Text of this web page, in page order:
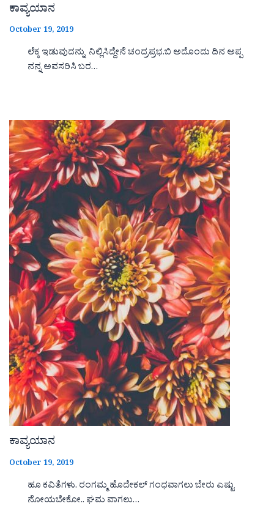
ಕಾವ್ಯಯಾನ
October 19, 2019
ಲೆಕ್ಕ ಇಡುವುದನ್ನು ನಿಲ್ಲಿಸಿದ್ದೇನೆ ಚಂದ್ರಪ್ರಭ.ಬಿ ಅದೊಂದು ದಿನ ಅಪ್ಪ
ನನ್ನ ಅವಸರಿಸಿ ಬರ…
ಕಾವ್ಯಯಾನ
October 19, 2019
ಹೂ ಕವಿತೆಗಳು. ರಂಗಮ್ಮ ಹೊದೇಕಲ್ ಗಂಧವಾಗಲು ಬೇರು ಎಷ್ಟು
ನೋಯಬೇಕೋ.. ಘಮ ವಾಗಲು…